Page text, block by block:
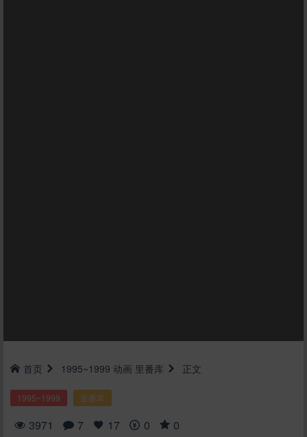
首页 1995~1999 动画 里番库 正文
1995~1999 里番库
3971 7 17 0 0